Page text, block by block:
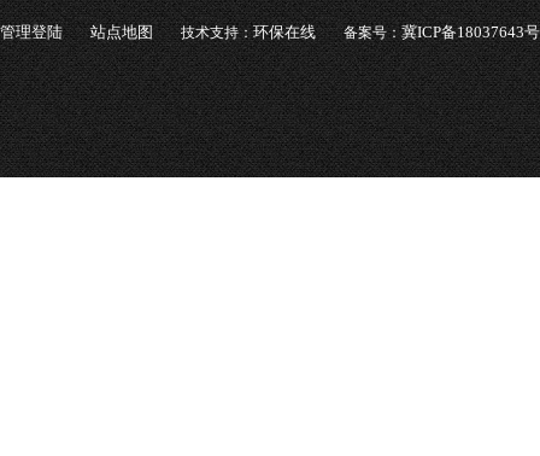
管理登陆 站点地图 技术支持：环保在线 备案号：冀ICP备18037643